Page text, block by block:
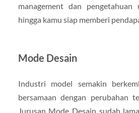
management dan pengetahuan
hingga kamu siap memberi
Mode Desain
Industri model semakin
bersamaan dengan perubahan
Jurusan Mode Desain sudah